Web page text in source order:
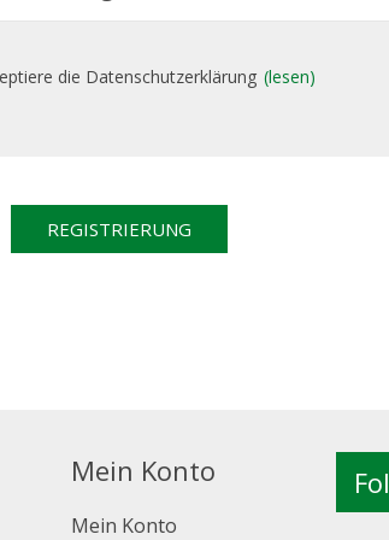
die Datenschutzerklärung (lesen)
Mein Konto
Mein Konto